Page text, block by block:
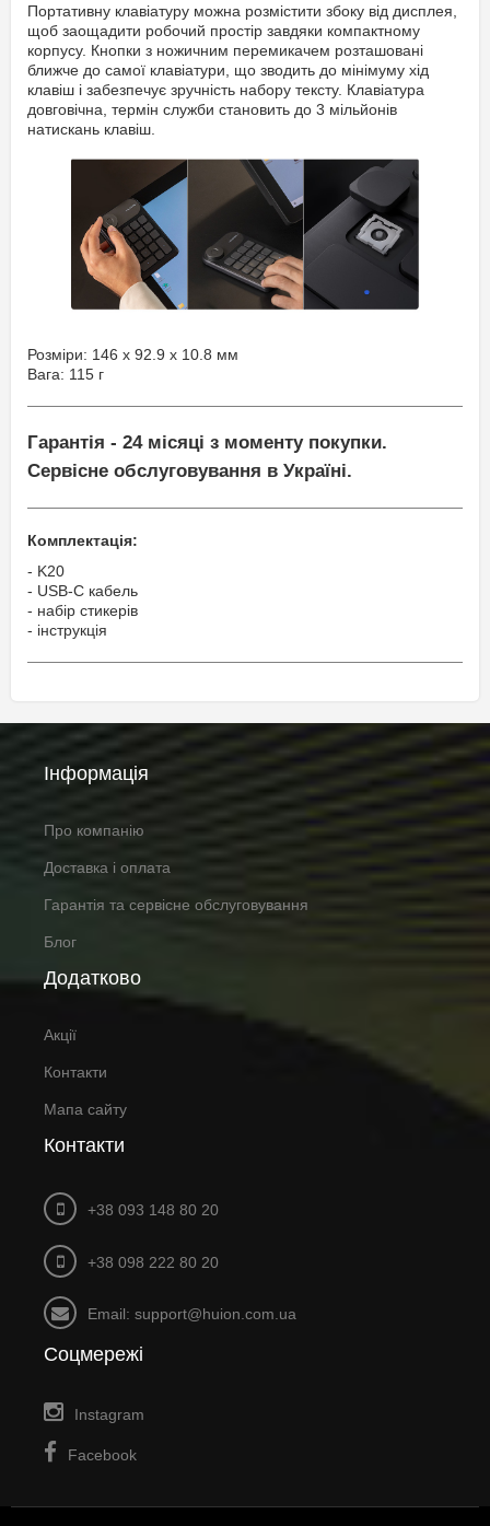
Портативну клавіатуру можна розмістити збоку від дисплея,
щоб заощадити робочий простір завдяки компактному
корпусу. Кнопки з ножичним перемикачем розташовані
ближче до самої клавіатури, що зводить до мінімуму хід
клавіш і забезпечує зручність набору тексту. Клавіатура
довговічна, термін служби становить до 3 мільйонів
натискань клавіш.
Розміри: 146 x 92.9 x 10.8 мм
Вага: 115 г
Гарантія - 24 місяці з моменту покупки.
Сервісне обслуговування в Україні.
Комплектація:
- K20
- USB-C кабель
- набір стикерів
- інструкція
Інформація
Про компанію
Доставка і оплата
Гарантія та сервісне обслуговування
Блог
Додатково
Акції
Контакти
Мапа сайту
Контакти
+38 093 148 80 20
+38 098 222 80 20
Email: support@huion.com.ua
Соцмережі
Instagram
Facebook